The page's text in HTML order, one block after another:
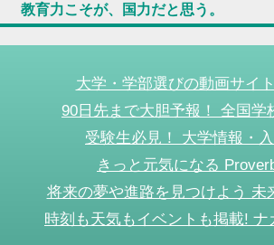
教育力こそが、国力だと思う。
大学・学部選びの動画サイ
90日先まで大胆予報！ 全国学
受験生必見！ 大学情報・
きっと元気になる
将来の夢や進路を見つけよう 未
時刻も天気もイベントも掲載! ナ